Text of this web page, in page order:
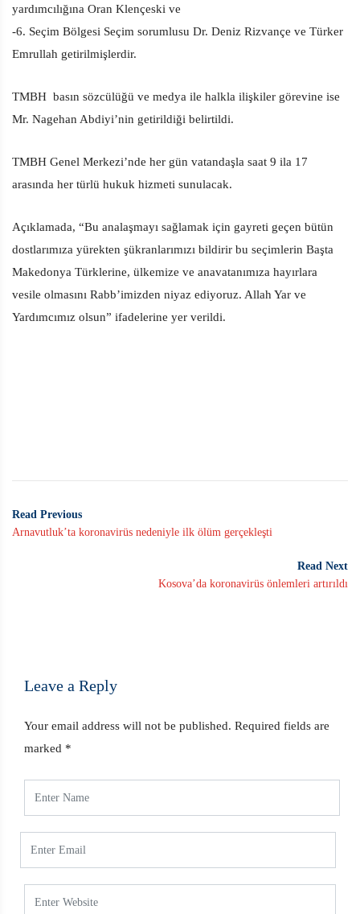
yardımcılığına Oran Klençeski ve
-6. Seçim Bölgesi Seçim sorumlusu Dr. Deniz Rizvançe ve Türker
Emrullah getirilmişlerdir.
TMBH basın sözcülüğü ve medya ile halkla ilişkiler görevine ise
Mr. Nagehan Abdiyi’nin getirildiği belirtildi.
TMBH Genel Merkezi’nde her gün vatandaşla saat 9 ila 17
arasında her türlü hukuk hizmeti sunulacak.
Açıklamada, “Bu analaşmayı sağlamak için gayreti geçen bütün
dostlarımıza yürekten şükranlarımızı bildirir bu seçimlerin Başta
Makedonya Türklerine, ülkemize ve anavatanımıza hayırlara
vesile olmasını Rabb’imizden niyaz ediyoruz. Allah Yar ve
Yardımcımız olsun” ifadelerine yer verildi.
Read Previous
Arnavutluk’ta koronavirüs nedeniyle ilk ölüm gerçekleşti
Read Next
Kosova’da koronavirüs önlemleri artırıldı
Leave a Reply
Your email address will not be published. Required fields are
marked *